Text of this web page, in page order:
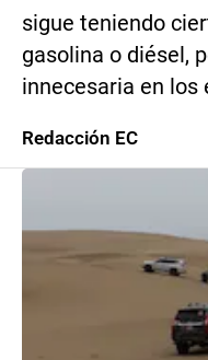
sigue teniendo
gasolina o diésel,
innecesaria en los
Redacción EC